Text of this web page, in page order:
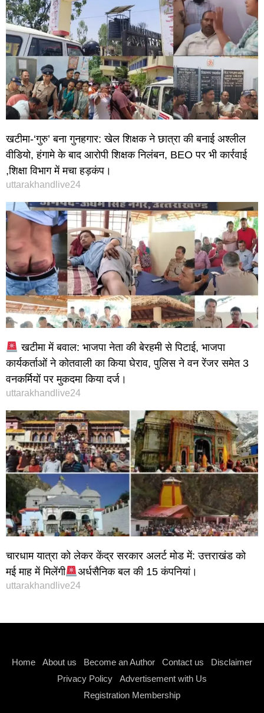
खटीमा-‘गुरु’ बना गुनहगार: खेल शिक्षक ने छात्रा की बनाई अश्लील
वीडियो, हंगामे के बाद आरोपी शिक्षक निलंबन, BEO पर भी कार्रवाई
,शिक्षा विभाग में मचा हड़कंप।
uttarakhandlive24
खटीमा में बवाल: भाजपा नेता की बेरहमी से पिटाई, भाजपा
कार्यकर्ताओं ने कोतवाली का किया घेराव, पुलिस ने वन रेंजर समेत 3
वनकर्मियों पर मुकदमा किया दर्ज।
uttarakhandlive24
चारधाम यात्रा को लेकर केंद्र सरकार अलर्ट मोड में: उत्तराखंड को
मई माह में मिलेंगी
अर्धसैनिक बल की 15 कंपनियां।
uttarakhandlive24
Home About us Become an Author Contact us
Disclaimer
Privacy Policy
Advertisement with Us
Registration Membership